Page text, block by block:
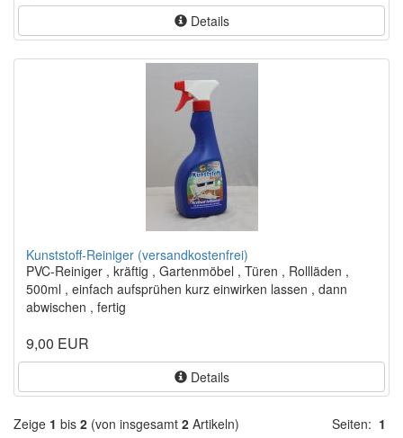
Details
Kunststoff-Reiniger (versandkostenfrei)
PVC-Reiniger , kräftig , Gartenmöbel , Türen , Rollläden ,
500ml , einfach aufsprühen kurz einwirken lassen , dann
abwischen , fertig
9,00 EUR
Details
Zeige 1 bis 2 (von insgesamt 2 Artikeln) Seiten: 1